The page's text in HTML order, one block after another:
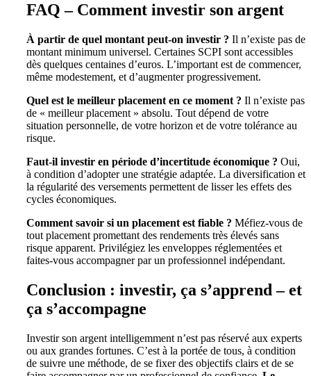
FAQ – Comment investir son argent
À partir de quel montant peut-on investir ? Il n’existe pas de
montant minimum universel. Certaines SCPI sont accessibles
dès quelques centaines d’euros. L’important est de commencer,
même modestement, et d’augmenter progressivement.
Quel est le meilleur placement en ce moment ? Il n’existe pas
de « meilleur placement » absolu. Tout dépend de votre
situation personnelle, de votre horizon et de votre tolérance au
risque.
Faut-il investir en période d’incertitude économique ? Oui,
à condition d’adopter une stratégie adaptée. La diversification et
la régularité des versements permettent de lisser les effets des
cycles économiques.
Comment savoir si un placement est fiable ? Méfiez-vous de
tout placement promettant des rendements très élevés sans
risque apparent. Privilégiez les enveloppes réglementées et
faites-vous accompagner par un professionnel indépendant.
Conclusion : investir, ça s’apprend – et
ça s’accompagne
Investir son argent intelligemment n’est pas réservé aux experts
ou aux grandes fortunes. C’est à la portée de tous, à condition
de suivre une méthode, de se fixer des objectifs clairs et de se